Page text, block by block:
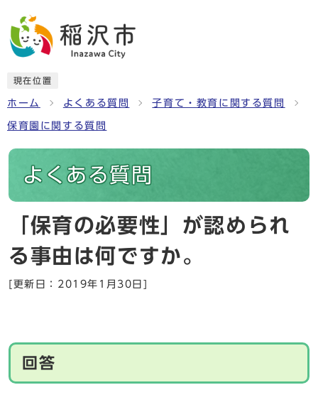
現在位置
ホーム よくある質問 子育て・教育に関する質問
保育園に関する質問
よくある質問
「保育の必要性」が認められ
る事由は何ですか。
[更新日：2019年1月30日]
回答